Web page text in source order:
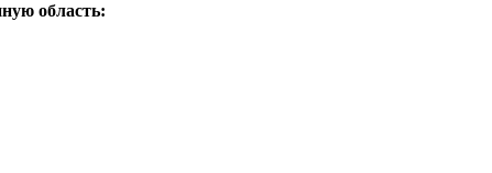
область: